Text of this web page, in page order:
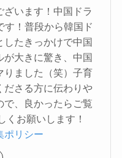
ざいます！中国ドラ
す！普段から韓国ド
したきっかけで中国
が大きに驚き、中国
りました（笑）子育
ださる方に伝わりや
で、良かったらご覧
くお願いします！
ポリシー